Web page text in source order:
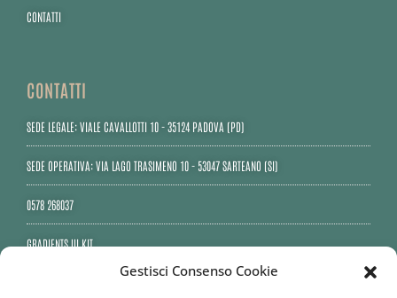
Gestisci Consenso Cookie
CONTATTI
CONTATTI
SEDE LEGALE: VIALE CAVALLOTTI 10 - 35124 PADOVA (PD)
SEDE OPERATIVA: VIA LAGO TRASIMENO 10 - 53047 SARTEANO (SI)
0578 268037
GRADIENTS UI KIT